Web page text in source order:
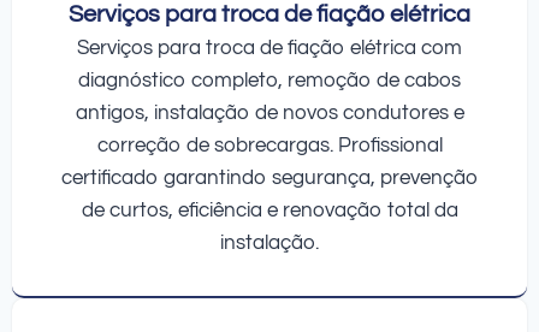
Serviços para troca de fiação elétrica
Serviços para troca de fiação elétrica com
diagnóstico completo, remoção de cabos
antigos, instalação de novos condutores e
correção de sobrecargas. Profissional
certificado garantindo segurança, prevenção
de curtos, eficiência e renovação total da
instalação.